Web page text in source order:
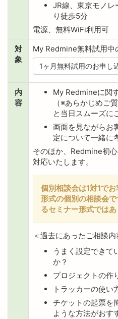
JR線、東京モノレ
り徒歩5分
電源、無料WiFi利用可
対
象
My Redmine無料試用中
1ヶ月無料試用のお申し
内
容
My Redmineに関
（※あらかじめご
と当日スムーズに
画面を見ながらお
定について一緒に
そのほか、Redmine初
対応いたします。
個別相談会は1対1で
形式の個別の相談会
るセミナー形式ではあ
＜過去にあったご相談内
うまく設定できて
か？
プロジェクトの作
トラッカーの使い
チケットの起票を
ような方法がおす